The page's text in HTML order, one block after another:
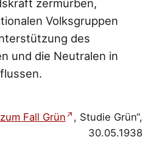
zermürben,
Volksgruppen
des
und die Neutralen in
Fall Grün
, Studie Grün“,
30.05.1938